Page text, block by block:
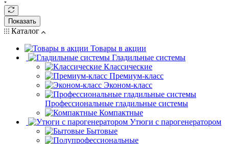
Показать
Каталог
Товары в акции
Гладильные системы
Классические
Премиум-класс
Эконом-класс
Профессиональные гладильные системы
Компактные
Утюги с парогенератором
Бытовые